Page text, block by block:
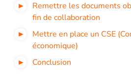
Remettre les documents
fin de collaboration
Mettre en place un CSE
économique)
Conclusion